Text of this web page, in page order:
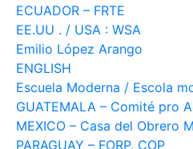
ECUADOR – FRTE
EE.UU . / USA : WSA
Emilio López Arango
ENGLISH
Escuela Moderna / Escola
GUATEMALA – Comité pro
MEXICO – Casa del Obrero
PARAGUAY – FORP, COP